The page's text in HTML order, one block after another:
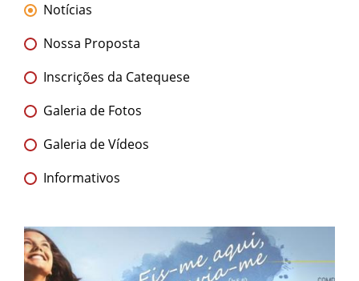
Notícias
Nossa Proposta
Inscrições da Catequese
Galeria de Fotos
Galeria de Vídeos
Informativos